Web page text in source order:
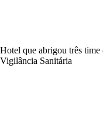
Hotel que abrigou três
Vigilância Sanitária